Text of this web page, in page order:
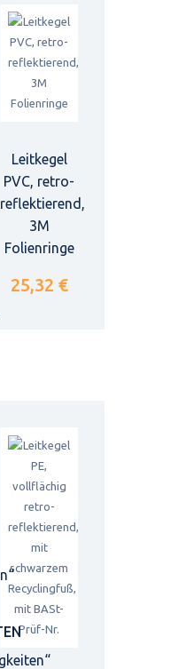
Leitkegel
PVC, retro-
reflektierend,
3M
Folienringe
25,32 €